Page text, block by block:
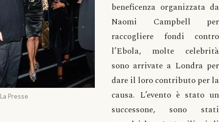
La Presse
beneficenza organizzata da
Naomi Campbell per
raccogliere fondi contro
l’Ebola, molte celebrità
sono arrivate a Londra per
dare il loro contributo per la
causa. L’evento è stato un
successone, sono stati